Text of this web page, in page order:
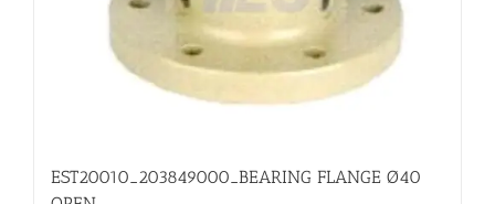
EST20010_203849000_BEARING FLANGE Ø40